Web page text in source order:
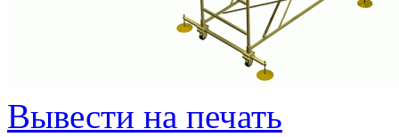
Вывести на печать